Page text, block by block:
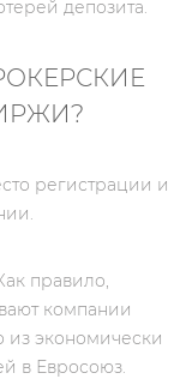
депозита.
регистрации и
правило,
компании
из экономически
в Евросоюз.